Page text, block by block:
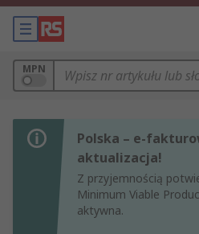
MPN
Polska – e-
aktualizacja!
Z przyjemnością
Minimum Viable
aktywna.